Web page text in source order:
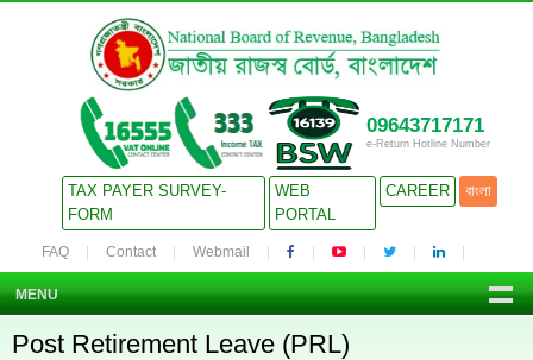
09643717171
e-Return Hotline Number
TAX PAYER SURVEY-
FORM
WEB
PORTAL
CAREER বাংলা
FAQ Contact Webmail
MENU
Post Retirement Leave (PRL)